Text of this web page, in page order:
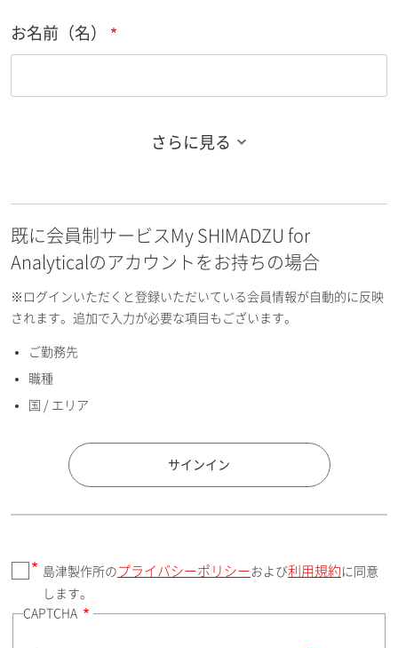
お名前（名）
お名前フリガナ（名）
E-mailアドレス（半角英数）
国 / エリア
郵便番号（勤務先）
さらに見る
既に会員制サービスMy SHIMADZU for
Analyticalのアカウントをお持ちの場合
※ログインいただくと登録いただいている会員情報が自動的に反映
されます。追加で入力が必要な項目もございます。
ご勤務先
職種
国 / エリア
サインイン
島津製作所の プライバシーポリシー および利用規約 に同意
します。
CAPTCHA